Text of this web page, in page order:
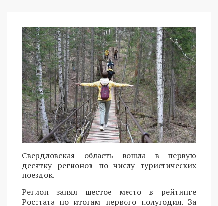
Свердловская область вошла в первую
десятку регионов по числу туристических
поездок.
Регион занял шестое место в рейтинге
Росстата по итогам первого полугодия. За